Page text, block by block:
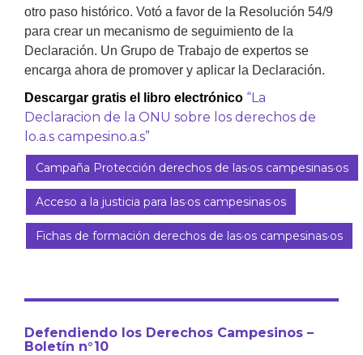
otro paso histórico. Votó a favor de la Resolución 54/9
para crear un mecanismo de seguimiento de la
Declaración. Un Grupo de Trabajo de expertos se
encarga ahora de promover y aplicar la Declaración.
Descargar gratis el libro electrónico “La
Declaracion de la ONU sobre los derechos de
lo.a.s campesino.a.s”
Campaña Protección derechos de las·os campesinas·os
Acceso a la justicia para las·os campesinas·os
Fichas de formación derechos de las·os campesinas·os
Defendiendo los Derechos Campesinos –
Boletín n°10